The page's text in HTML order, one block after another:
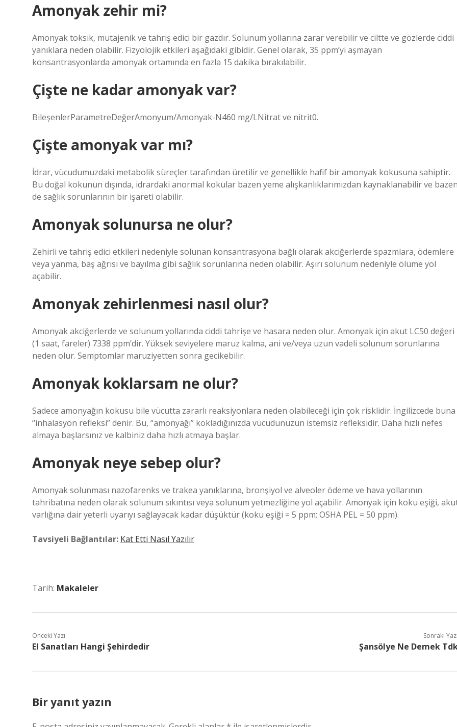
Amonyak zehir mi?
Amonyak toksik, mutajenik ve tahriş edici bir gazdır. Solunum yollarına zarar verebilir ve ciltte ve gözlerde ciddi
yanıklara neden olabilir. Fizyolojik etkileri aşağıdaki gibidir. Genel olarak, 35 ppm’yi aşmayan
konsantrasyonlarda amonyak ortamında en fazla 15 dakika bırakılabilir.
Çişte ne kadar amonyak var?
BileşenlerParametreDeğerAmonyum/Amonyak-N460 mg/LNitrat ve nitrit0.
Çişte amonyak var mı?
İdrar, vücudumuzdaki metabolik süreçler tarafından üretilir ve genellikle hafif bir amonyak kokusuna sahiptir.
Bu doğal kokunun dışında, idrardaki anormal kokular bazen yeme alışkanlıklarımızdan kaynaklanabilir ve
de sağlık sorunlarının bir işareti olabilir.
Amonyak solunursa ne olur?
Zehirli ve tahriş edici etkileri nedeniyle solunan konsantrasyona bağlı olarak akciğerlerde spazmlara, ödemlere
veya yanma, baş ağrısı ve bayılma gibi sağlık sorunlarına neden olabilir. Aşırı solunum nedeniyle ölüme yol
açabilir.
Amonyak zehirlenmesi nasıl olur?
Amonyak akciğerlerde ve solunum yollarında ciddi tahrişe ve hasara neden olur. Amonyak için akut LC50 değeri
(1 saat, fareler) 7338 ppm’dir. Yüksek seviyelere maruz kalma, ani ve/veya uzun vadeli solunum sorunlarına
neden olur. Semptomlar maruziyetten sonra gecikebilir.
Amonyak koklarsam ne olur?
Sadece amonyağın kokusu bile vücutta zararlı reaksiyonlara neden olabileceği için çok risklidir. İngilizcede buna
“inhalasyon refleksi” denir. Bu, “amonyağı” kokladığınızda vücudunuzun istemsiz refleksidir. Daha hızlı nefes
almaya başlarsınız ve kalbiniz daha hızlı atmaya başlar.
Amonyak neye sebep olur?
Amonyak solunması nazofarenks ve trakea yanıklarına, bronşiyol ve alveoler ödeme ve hava yollarının
tahribatına neden olarak solunum sıkıntısı veya solunum yetmezliğine yol açabilir. Amonyak için koku eşiği,
varlığına dair yeterli uyarıyı sağlayacak kadar düşüktür (koku eşiği = 5 ppm; OSHA PEL = 50 ppm).
Tavsiyeli Bağlantılar: Kat Etti Nasıl Yazılır
Tarih: Makaleler
Önceki Yazı
El Sanatları Hangi Şehirdedir
Sonraki
Şansölye Ne Demek
Bir yanıt yazın